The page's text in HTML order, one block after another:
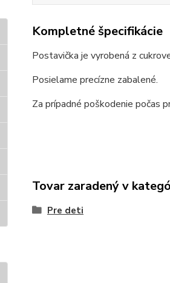
Kompletné špecifikácie
Postavička je vyrobená z
Posielame precízne zabalené.
Za prípadné poškodenie počas
Tovar zaradený v
Pre deti